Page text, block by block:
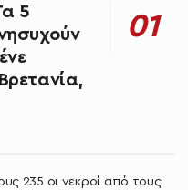
5
235 οι νεκροί από τους